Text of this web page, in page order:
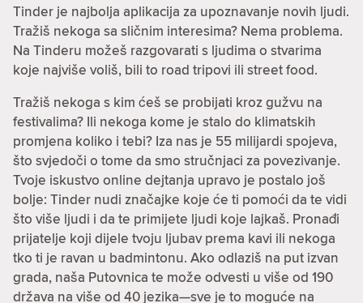
Tinder je najbolja aplikacija za upoznavanje novih ljudi.
Tražiš nekoga sa sličnim interesima? Nema problema.
Na Tinderu možeš razgovarati s ljudima o stvarima
koje najviše voliš, bili to road tripovi ili street food.
Tražiš nekoga s kim ćeš se probijati kroz gužvu na
festivalima? Ili nekoga kome je stalo do klimatskih
promjena koliko i tebi? Iza nas je 55 milijardi spojeva,
što svjedoči o tome da smo stručnjaci za povezivanje.
Tvoje iskustvo online dejtanja upravo je postalo još
bolje: Tinder nudi značajke koje će ti pomoći da te vidi
što više ljudi i da te primijete ljudi koje lajkaš. Pronađi
prijatelje koji dijele tvoju ljubav prema kavi ili nekoga
tko ti je ravan u badmintonu. Ako odlaziš na put izvan
grada, naša Putovnica te može odvesti u više od 190
država na više od 40 jezika—sve je to moguće na